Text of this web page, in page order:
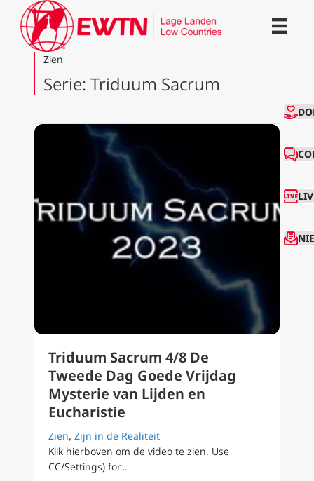
Zien
Serie: Triduum Sacrum
Triduum Sacrum 4/8 De
Tweede Dag Goede Vrijdag
Mysterie van Lijden en
Eucharistie
Zien, Zijn in de Realiteit
Klik hierboven om de video te zien. Use
CC/Settings) for…